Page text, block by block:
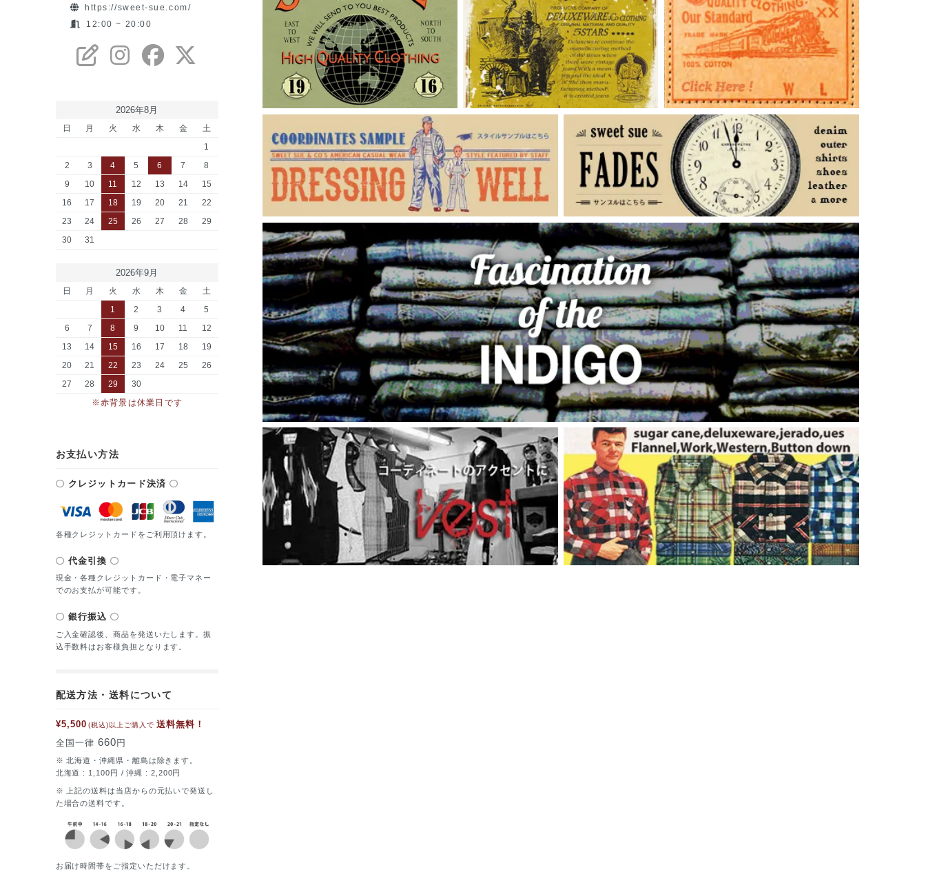
https://sweet-sue.com/
12:00 ~ 20:00
2026年8月
日 月 火 水 木 金
土
1
2
3 4 5 6 7
8
9
10 11 12 13 14
15
16
17 18 19 20 21
22
23
24 25 26 27 28
29
30
31
2026年9月
日 月 火 水 木 金
土
1
2 3 4
5
6
7 8 9 10 11
12
13
14 15 16 17 18
19
20
21 22 23 24 25
26
27
28 29
30
※赤背景は休業日です
お支払い方法
クレジットカード決済
各種クレジットカードをご利用頂けます。
代金引換
現金・各種クレジットカード・電子マネー
でのお支払が可能です。
銀行振込
ご入金確認後、商品を発送いたします。振
込手数料はお客様負担となります。
配送方法・送料について
¥5,500 (税込)以上ご購入で 送料無料！
全国一律 660 円
※ 北海道・沖縄県・離島は除きます。
北海道 : 1,100円 / 沖縄 : 2,200円
※ 上記の送料は当店からの元払いで発送し
た場合の送料です。
お届け時間帯をご指定いただけます。